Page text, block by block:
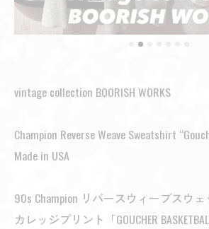
vintage collection BOORISH WORKS
Champion Reverse Weave Sweatshirt
Made in USA
90s Champion リバースウィーブスウ
カレッジプリント「GOUCHER